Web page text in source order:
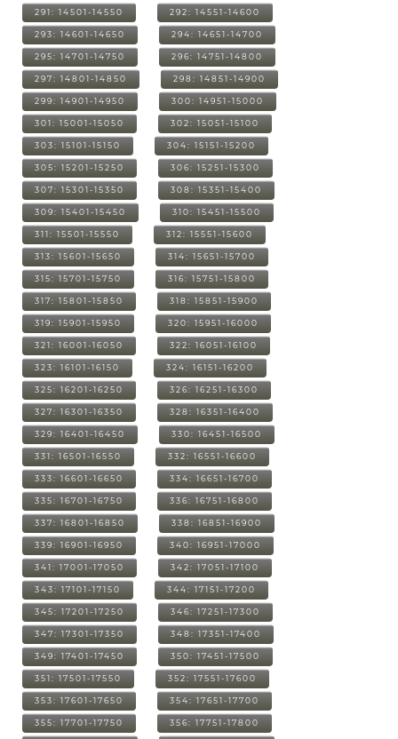
291: 14501-14550 292: 14551-14600
293: 14601-14650 294: 14651-14700
295: 14701-14750 296: 14751-14800
297: 14801-14850 298: 14851-14900
299: 14901-14950 300: 14951-15000
301: 15001-15050 302: 15051-15100
303: 15101-15150 304: 15151-15200
305: 15201-15250 306: 15251-15300
307: 15301-15350 308: 15351-15400
309: 15401-15450 310: 15451-15500
311: 15501-15550 312: 15551-15600
313: 15601-15650 314: 15651-15700
315: 15701-15750 316: 15751-15800
317: 15801-15850 318: 15851-15900
319: 15901-15950 320: 15951-16000
321: 16001-16050 322: 16051-16100
323: 16101-16150 324: 16151-16200
325: 16201-16250 326: 16251-16300
327: 16301-16350 328: 16351-16400
329: 16401-16450 330: 16451-16500
331: 16501-16550 332: 16551-16600
333: 16601-16650 334: 16651-16700
335: 16701-16750 336: 16751-16800
337: 16801-16850 338: 16851-16900
339: 16901-16950 340: 16951-17000
341: 17001-17050 342: 17051-17100
343: 17101-17150 344: 17151-17200
345: 17201-17250 346: 17251-17300
347: 17301-17350 348: 17351-17400
349: 17401-17450 350: 17451-17500
351: 17501-17550 352: 17551-17600
353: 17601-17650 354: 17651-17700
355: 17701-17750 356: 17751-17800